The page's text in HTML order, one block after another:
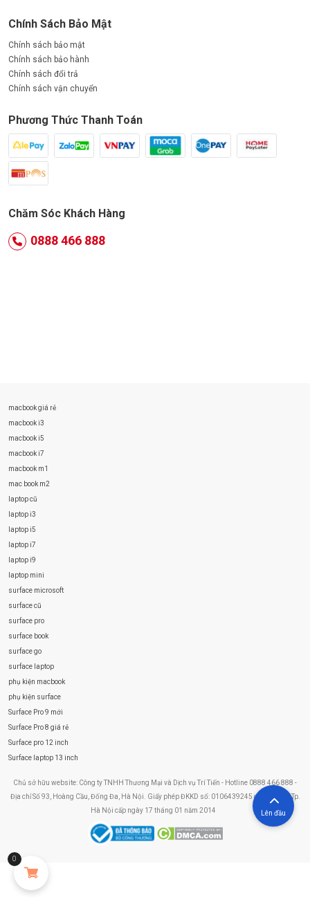
Chính Sách Bảo Mật
Chính sách bảo mật
Chính sách bảo hành
Chính sách đổi trả
Chính sách vận chuyển
Phương Thức Thanh Toán
Chăm Sóc Khách Hàng
0888 466 888
macbook giá rẻ
macbook i3
macbook i5
macbook i7
macbook m1
mac book m2
laptop cũ
laptop i3
laptop i5
laptop i7
laptop i9
laptop mini
surface microsoft
surface cũ
surface pro
surface book
surface go
surface laptop
phụ kiện macbook
phụ kiện surface
Surface Pro 9 mới
Surface Pro 8 giá rẻ
Surface pro 12 inch
Surface laptop 13 inch
Chủ sở hữu website: Công ty TNHH Thương Mại và Dịch vụ Trí Tiến - Hotline 0888 466 888 -
Địa chỉ Số 93, Hoàng Cầu, Đống Đa, Hà Nội. Giấy phép ĐKKD số: 0106439245 do Sở KHĐT Tp.
Hà Nội cấp ngày 17 tháng 01 năm 2014
0
Lên đầu